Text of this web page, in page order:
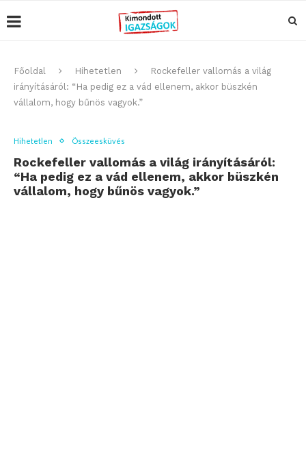
Főoldal Hihetetlen
Rockefeller vallomás a világ
irányításáról: “Ha pedig ez a vád ellenem, akkor büszkén
vállalom, hogy bűnös vagyok.”
Hihetetlen Összeesküvés
Rockefeller vallomás a világ irányításáról:
“Ha pedig ez a vád ellenem, akkor büszkén
vállalom, hogy bűnös vagyok.”